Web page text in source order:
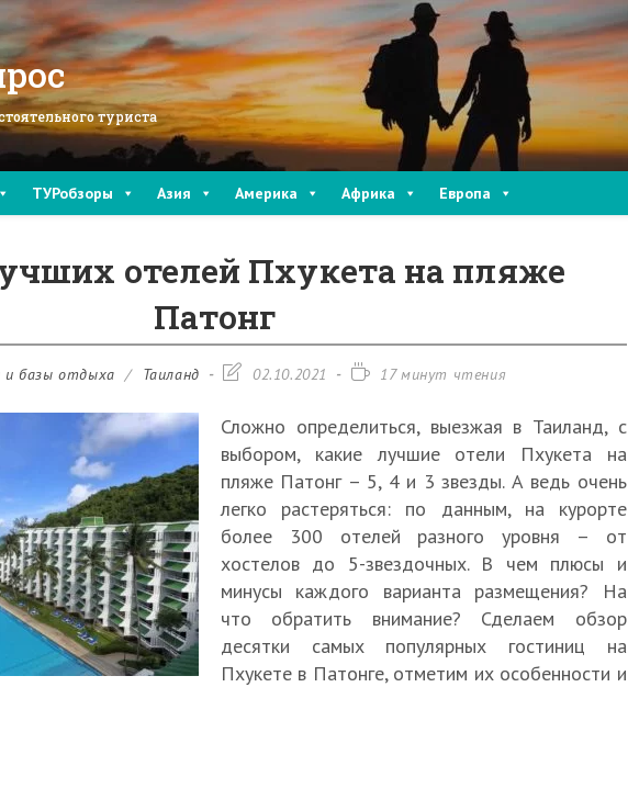
туриста
ТУРобзоры Азия Америка Африка Европа
отелей Пхукета на пляже
Патонг
и базы отдыха / Таиланд
Запись02.10.2021
Время17 минут чтения
Сложно определиться, выезжая в Таиланд, с
выбором, какие лучшие отели Пхукета на
пляже Патонг – 5, 4 и 3 звезды. А ведь очень
легко растеряться: по данным, на курорте
более 300 отелей разного уровня – от
хостелов до 5-звездочных. В чем плюсы и
минусы каждого варианта размещения? На
что обратить внимание? Сделаем обзор
десятки самых популярных гостиниц на
Пхукете в Патонге, отметим их особенности и